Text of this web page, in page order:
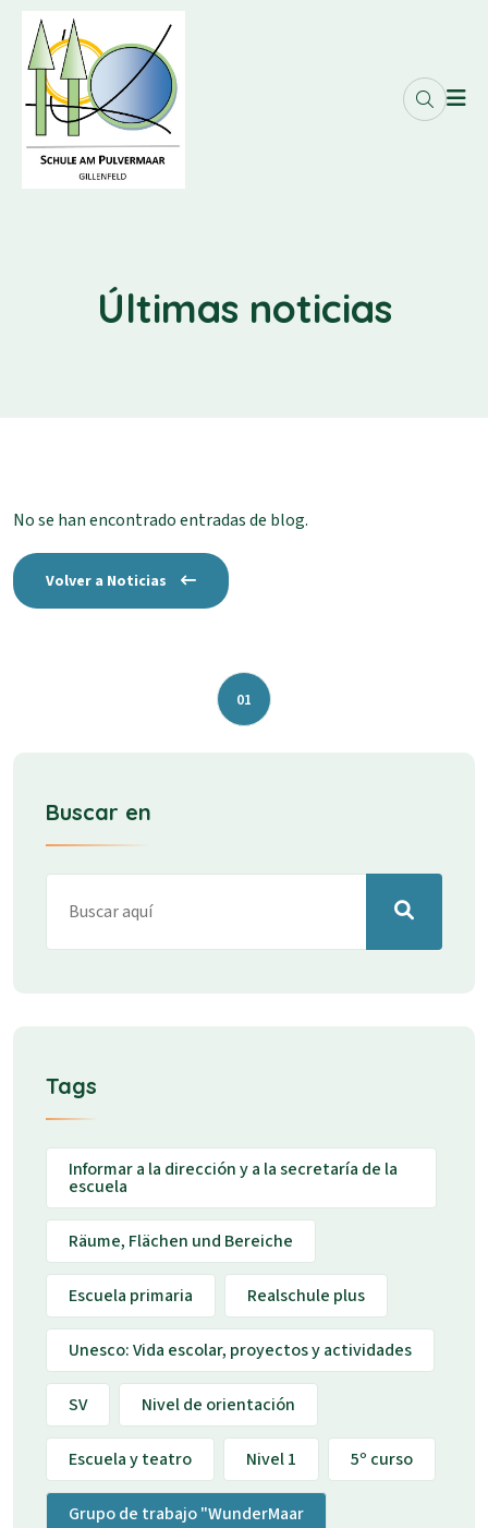
Últimas noticias
No se han encontrado entradas de blog.
Volver a Noticias
01
Buscar en
Tags
Informar a la dirección y a la secretaría de la
escuela
Räume, Flächen und Bereiche
Escuela primaria Realschule plus
Unesco: Vida escolar, proyectos y actividades
SV Nivel de orientación
Escuela y teatro Nivel 1 5º curso
Grupo de trabajo "WunderMaar